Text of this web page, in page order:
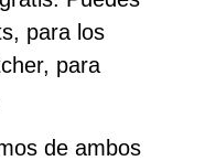
para los
para
de ambos